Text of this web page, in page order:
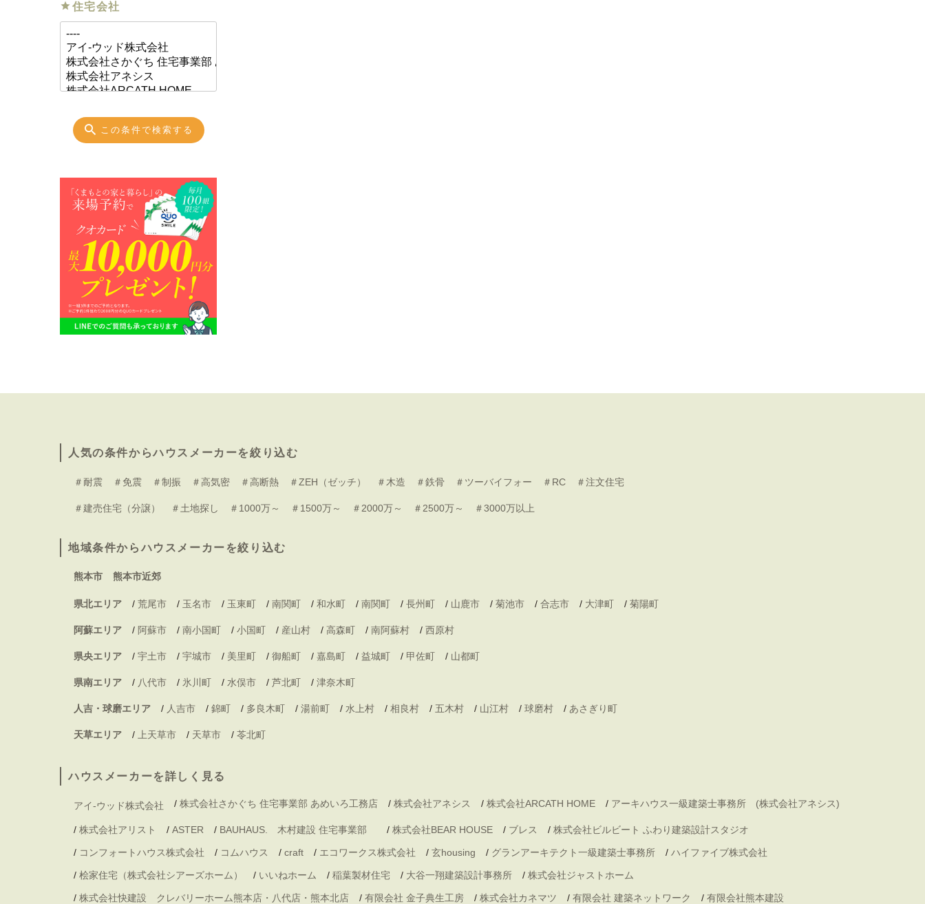
住宅会社
この条件で検索する
人気の条件からハウスメーカーを絞り込む
＃耐震 ＃免震 ＃制振 ＃高気密 ＃高断熱 ＃ZEH（ゼッチ） ＃木造 ＃鉄骨 ＃ツーバイフォー ＃RC ＃注文住宅
＃建売住宅（分譲） ＃土地探し ＃1000万～ ＃1500万～ ＃2000万～ ＃2500万～ ＃3000万以上
地域条件からハウスメーカーを絞り込む
熊本市 熊本市近郊
県北エリア / 荒尾市 / 玉名市 / 玉東町 / 南関町 / 和水町 / 南関町 / 長州町 / 山鹿市 / 菊池市 / 合志市 / 大津町 / 菊陽町
阿蘇エリア / 阿蘇市 / 南小国町 / 小国町 / 産山村 / 高森町 / 南阿蘇村 / 西原村
県央エリア / 宇土市 / 宇城市 / 美里町 / 御船町 / 嘉島町 / 益城町 / 甲佐町 / 山都町
県南エリア / 八代市 / 氷川町 / 水俣市 / 芦北町 / 津奈木町
人吉・球磨エリア / 人吉市 / 錦町 / 多良木町 / 湯前町 / 水上村 / 相良村 / 五木村 / 山江村 / 球磨村 / あさぎり町
天草エリア / 上天草市 / 天草市 / 苓北町
ハウスメーカーを詳しく見る
アイ-ウッド株式会社 / 株式会社さかぐち 住宅事業部 あめいろ工務店 / 株式会社アネシス / 株式会社ARCATH HOME / アーキハウス一級建築士事務所 (株式会社アネシス)
/ 株式会社アリスト / ASTER / BAUHAUS. 木村建設 住宅事業部 / 株式会社BEAR HOUSE / ブレス / 株式会社ビルビート ふわり建築設計スタジオ
/ コンフォートハウス株式会社 / コムハウス / craft / エコワークス株式会社 / 玄housing / グランアーキテクト一級建築士事務所 / ハイファイブ株式会社
/ 桧家住宅（株式会社シアーズホーム） / いいねホーム / 稲葉製材住宅 / 大谷一翔建築設計事務所 / 株式会社ジャストホーム
/ 株式会社快建設 クレバリーホーム熊本店・八代店・熊本北店 / 有限会社 金子典生工房 / 株式会社カネマツ / 有限会社 建築ネットワーク / 有限会社熊本建設